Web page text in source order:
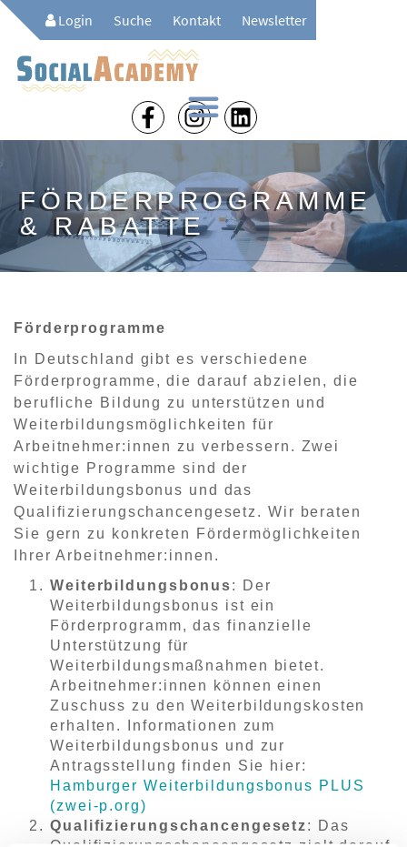
Login Suche Kontakt Newsletter
FÖRDERPROGRAMME
& RABATTE
Förderprogramme
In Deutschland gibt es verschiedene
Förderprogramme, die darauf abzielen, die
berufliche Bildung zu unterstützen und
Weiterbildungsmöglichkeiten für
Arbeitnehmer:innen zu verbessern. Zwei
wichtige Programme sind der
Weiterbildungsbonus und das
Qualifizierungschancengesetz. Wir beraten
Sie gern zu konkreten Fördermöglichkeiten
Ihrer Arbeitnehmer:innen.
Weiterbildungsbonus: Der
Weiterbildungsbonus ist ein
Förderprogramm, das finanzielle
Unterstützung für
Weiterbildungsmaßnahmen bietet.
Arbeitnehmer:innen können einen
Zuschuss zu den Weiterbildungskosten
erhalten. Informationen zum
Weiterbildungsbonus und zur
Antragsstellung finden Sie hier:
Hamburger Weiterbildungsbonus PLUS
(zwei-p.org)
Qualifizierungschancengesetz: Das